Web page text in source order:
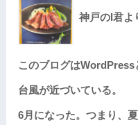
神戸のI君よ
このブログはWordPress
台風が近づいている。
6月になった。つまり、夏